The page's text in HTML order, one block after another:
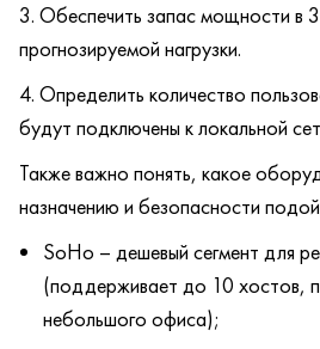
Обеспечить запас мощности в
прогнозируемой нагрузки.
Определить количество
будут подключены к локальной
Также важно понять, какое
назначению и безопасности
SoHo – дешевый сегмент для
(поддерживает до 10 хостов,
небольшого офиса);